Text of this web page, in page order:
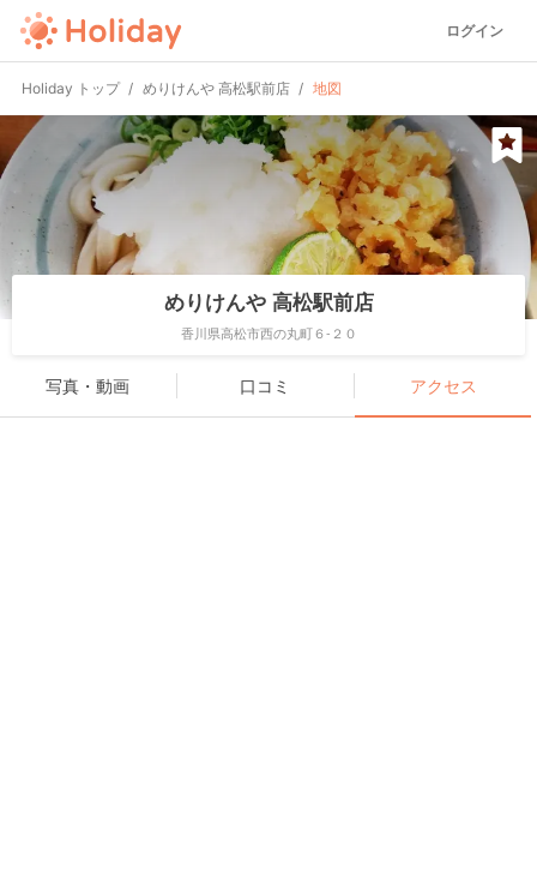
ログイン
Holiday トップ めりけんや 高松駅前店 地図
めりけんや 高松駅前店
香川県高松市西の丸町６-２０
写真・動画 口コミ アクセス